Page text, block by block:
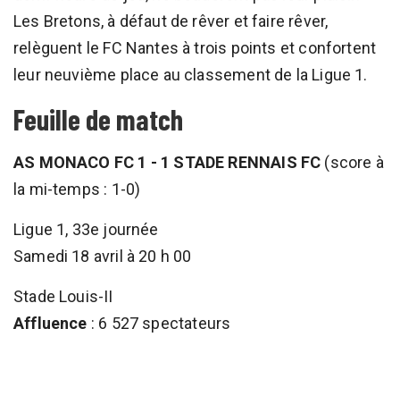
Les Bretons, à défaut de rêver et faire rêver,
relèguent le FC Nantes à trois points et confortent
leur neuvième place au classement de la Ligue 1.
Feuille de match
AS MONACO FC 1 - 1 STADE RENNAIS FC (score à
la mi-temps : 1-0)
Ligue 1, 33e journée
Samedi 18 avril à 20 h 00
Stade Louis-II
Affluence : 6 527 spectateurs